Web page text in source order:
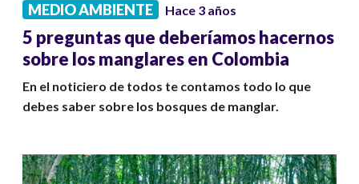
MEDIO AMBIENTE Hace 3 años
5 preguntas que deberíamos hacernos
sobre los manglares en Colombia
En el noticiero de todos te contamos todo lo que
debes saber sobre los bosques de manglar.